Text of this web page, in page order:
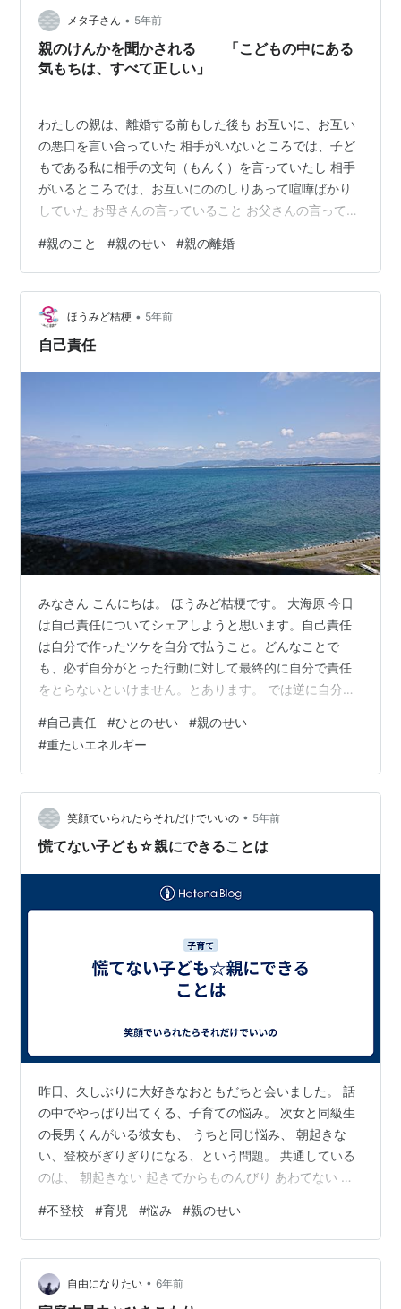
人生を生きられるようになるため…
メタ子さん • 5年前
親のけんかを聞かされる 「こどもの中にある
気もちは、すべて正しい」
わたしの親は、離婚する前もした後も お互いに、お互い
の悪口を言い合っていた 相手がいないところでは、子ど
もである私に相手の文句（もんく）を言っていたし 相手
がいるところでは、お互いにののしりあって喧嘩ばかり
していた お母さんの言っていること お父さんの言ってい
ちらが正しくても、子どもにとっては、それは悪口（わ
るぐち）だと思う 「おともだちの悪口を言ってはいけま
せん」と大人は言うのに どうして自分たちはお互いの悪
口を言うのでしょうか それは、「自分は正しい」という
気もちを、子どもや まわりの人にみとめてもらいたいか
#親のこと #親のせい #親の離婚
ほうみど桔梗 • 5年前
自己責任
みなさん こんにちは。 ほうみど桔梗です。 大海原 今日
は自己責任についてシェアしようと思います。自己責任
は自分で作ったツケを自分で払うこと。どんなことで
も、必ず自分がとった行動に対して最終的に自分で責任
をとらないといけません。とあります。 では逆に自分以
のせいにしてしまうと自分のエネルギーをその人に差し
上げることになります。つまり、人のせいにすると自分
のエネルギーが減少して弱くなってしまうそうです。 し
かもエネルギーをもらった側は自分自身のエネルギーで
はないため、使えないそうです。しかも感情的に人から
押し付けられたエネルギーは重たいので自由が…
#自己責任 #ひとのせい #親のせい
#重たいエネルギー
笑顔でいられたらそれだけでいいの • 5年前
慌てない子ども☆親にできることは
昨日、久しぶりに大好きなおともだちと会いました。 話
の中でやっぱり出てくる、子育ての悩み。 次女と同級生
の長男くんがいる彼女も、 うちと同じ悩み、 朝起きな
い、登校がぎりぎりになる、という問題。 共通している
のは、 朝起きない 起きてからものんびり あわてない 結
きないのは、まあともかく、 問題はそのあとで、 次女も
全く慌てない。 焦って準備して、急いでご飯食べて、 間
に合わせようという雰囲気出してくれたら なんとなく、
こっちも応援してくなるし、 それでも間に合わなかった
ら、仕方ない、送っていくよ、って 言いそうなんだけ
#不登校 #育児 #悩み #親のせい
自由になりたい • 6年前